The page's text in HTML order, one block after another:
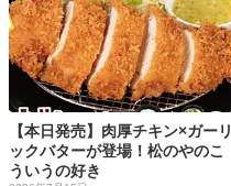
【本日発売】肉厚チキン×ガーリ
ックバターが登場！松のやのこ
ういうの好き